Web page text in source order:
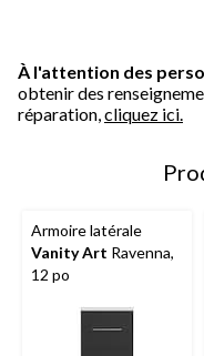
À l'attention des
obtenir des
réparation, cliquez ici.
Armoire latérale
Vanity Art Ravenna,
12 po